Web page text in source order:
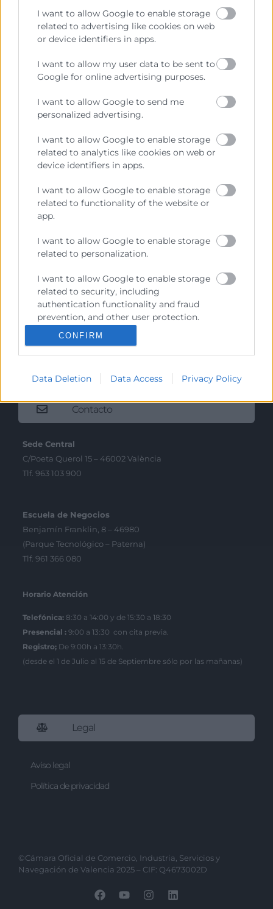
I want to allow Google to enable storage
related to advertising like cookies on web
or device identifiers in apps.
I want to allow my user data to be sent to
Google for online advertising purposes.
I want to allow Google to send me
personalized advertising.
I want to allow Google to enable storage
related to analytics like cookies on web or
device identifiers in apps.
I want to allow Google to enable storage
related to functionality of the website or
app.
I want to allow Google to enable storage
related to personalization.
I want to allow Google to enable storage
related to security, including
authentication functionality and fraud
prevention, and other user protection.
CONFIRM
Data Deletion Data Access Privacy Policy
Representar, promocionar y defender los intereses
generales del comercio, la industria y la navegación.
Ejercitar las competencias de carácter público
previstas en la Ley, o que puedan encomendar y
delegar las Administraciones Públicas.
Recursos
Sobre la Cambra
Perfil del contractant
Preu taula cítrics
Enllaços d’Interés
Fons Estructurals
Canal de Denúncia
Contacto
Sede Central
C/Poeta Querol 15 – 46002 València
Tlf. 963 103 900
Escuela de Negocios
Benjamín Franklin, 8 – 46980
(Parque Tecnológico – Paterna)
Tlf. 961 366 080
Horario Atención
Telefónica: 8:30 a 14:00 y de 15:30 a 18:30
Presencial : 9:00 a 13:30 con cita previa.
Registro; De 9:00h a 13:30h.
(desde el 1 de Julio al 15 de Septiembre sólo por las mañanas)
Legal
Aviso legal
Política de privacidad
©Cámara Oficial de Comercio, Industria, Servicios y
Navegación de Valencia 2025 – CIF: Q4673002D